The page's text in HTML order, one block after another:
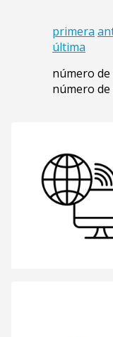
primera
última
número
número